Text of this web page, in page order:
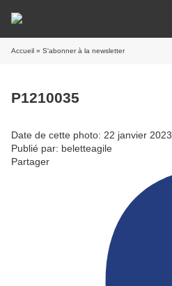
Accueil » S'abonner à la newsletter
P1210035
Date de cette photo: 22 janvier 2023
Publié par: beletteagile
Partager